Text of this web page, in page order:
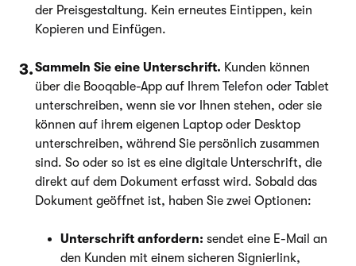
der Preisgestaltung. Kein erneutes Eintippen, kein
Kopieren und Einfügen.
Sammeln Sie eine Unterschrift. Kunden können
über die Booqable-App auf Ihrem Telefon oder Tablet
unterschreiben, wenn sie vor Ihnen stehen, oder sie
können auf ihrem eigenen Laptop oder Desktop
unterschreiben, während Sie persönlich zusammen
sind. So oder so ist es eine digitale Unterschrift, die
direkt auf dem Dokument erfasst wird. Sobald das
Dokument geöffnet ist, haben Sie zwei Optionen:
Unterschrift anfordern: sendet eine E-Mail an
den Kunden mit einem sicheren Signierlink,